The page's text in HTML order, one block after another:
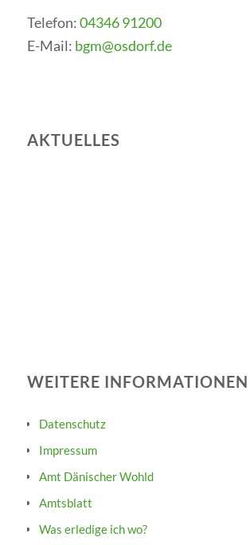
Telefon:04346 91200
E-Mail: bgm@osdorf.de
AKTUELLES
WEITERE INFORMATIONEN
Datenschutz
Impressum
Amt Dänischer Wohld
Amtsblatt
Was erledige ich wo?